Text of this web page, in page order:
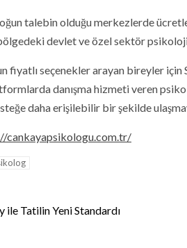
talebin olduğu merkezlerde
devlet ve özel sektör
fiyatlı seçenekler arayan bireyler
danışma hizmeti veren
daha erişilebilir bir şekilde
cankayapsikologu.com.tr/
ile Tatilin Yeni Standardı